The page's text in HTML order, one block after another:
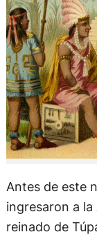
Antes de este
ingresaron a la
reinado de